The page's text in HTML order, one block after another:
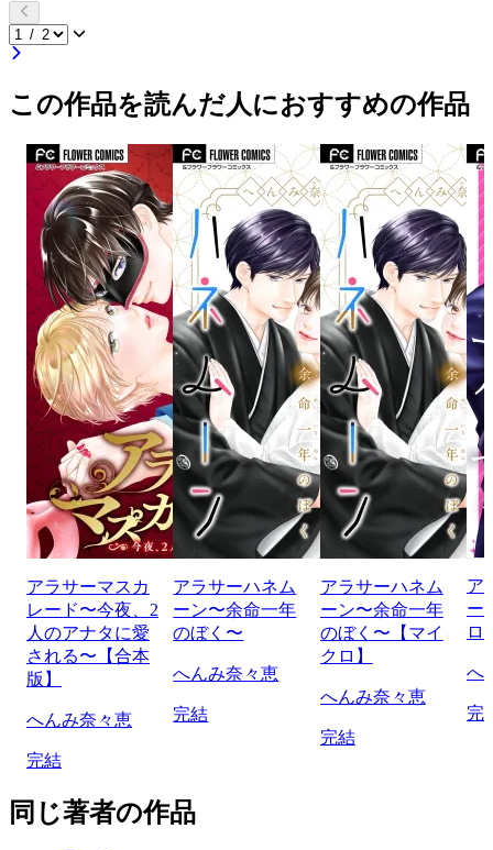
この作品を読んだ人におすすめの作品
アラサーマスカ
レード〜今夜、2
人のアナタに愛
される〜【合本
版】
へんみ奈々恵
完結
アラサーハネム
ーン〜余命一年
のぼく〜
へんみ奈々恵
完結
アラサーハネム
ーン〜余命一年
のぼく〜【マイ
クロ】
へんみ奈々恵
完結
ア
ー
ロ
へ
完
同じ著者の作品